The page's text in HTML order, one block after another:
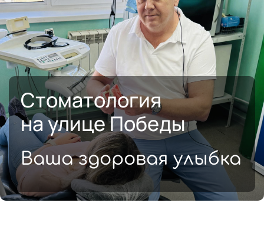
Стоматология
на улице Победы
Ваша здоровая улыбка